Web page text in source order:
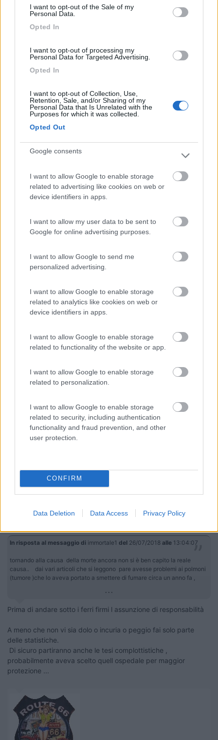
I want to opt-out of the Sale of my
Personal Data.
Opted In
I want to opt-out of processing my
Personal Data for Targeted Advertising.
Opted In
I want to opt-out of Collection, Use,
Retention, Sale, and/or Sharing of my
Personal Data that Is Unrelated with the
Purposes for which it was collected.
Opted Out
Google consents
I want to allow Google to enable storage
related to advertising like cookies on web or
device identifiers in apps.
I want to allow my user data to be sent to
Google for online advertising purposes.
I want to allow Google to send me
personalized advertising.
I want to allow Google to enable storage
related to analytics like cookies on web or
device identifiers in apps.
I want to allow Google to enable storage
related to functionality of the website or app.
I want to allow Google to enable storage
related to personalization.
I want to allow Google to enable storage
related to security, including authentication
functionality and fraud prevention, and other
user protection.
CONFIRM
Data Deletion Data Access Privacy Policy
Gianni da Latina
massa!!!"
417
Inserito il25/07/2018 alle: 14:47:48
I lavoratori di Torino che avevano votato al referendum con la
speranza che la produzione rimanesse in Italia in cambio di
immortale1
Inserito il26/07/2018 alle:13:04:07
tornando alla causa della morte ancora non si è ben capito la
reale causa.. dai vari articoli che si leggono pare avesse
fumare circa un anno fa , a fine giugno aveva deciso di
ricoverarsi in una clinica svizzera per avere più privacy per un
inaspettato imprevisto che lo ha portato in coma irreversibile
con la sua morte ,dall'articolo si capisce che i familiari ora si
chiedono se si sarebbe operato in italia ora sarebbe morto per
l'aorta irrimediabilmente) se fosse realmente così c'e' da
chiedersi se questa clinica svizzera sia in parte responsabile
della sua morte .
Modificato da immortale1 il 26/07/2018 alle 13:08:52
sergiozh
Inserito il28/07/2018 alle:06:40:08
Non e‘ una clinica svizzera ma l‘ospedale universitario di zurigo.
sulle cause vere della morte penso che attualmente si sa poco
se operato alla spalla, infarto al cuore, aorta lesa, tumore
polmonare o altro. Mah.
22611
In risposta al messaggio di immortale1 del 26/07/2018 alle 13:04:07
tornando alla causa della morte ancora non si è ben capito la reale
causa.. dai vari articoli che si leggono pare avesse problemi ai polmoni
(tumore )che lo aveva portato a smettere di fumare circa un anno fa ,
...
Prima di andare sotto i ferri firmi l assunzione di responsabilità
A meno che non vi sia dolo o incuria o peggio fai solo parte
delle statistiche.
Di sicuro partiranno anche le tesi complottistiche ,
probabilmente aveva scelto quell ospedale per maggior
protezione ...